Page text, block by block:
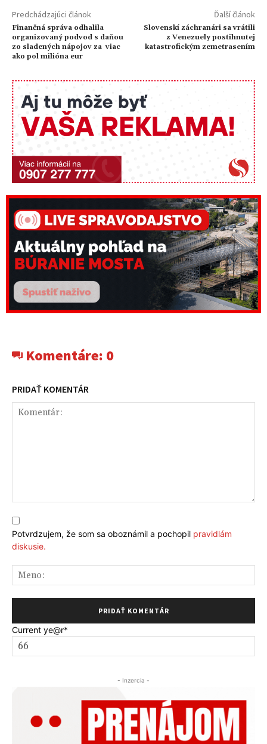
Predchádzajúci článok
Finančná správa odhalila
organizovaný podvod s daňou
zo sladených nápojov za viac
ako pol milióna eur
Ďalší článok
Slovenskí záchranári sa vrátili
z Venezuely postihnutej
katastrofickým zemetrasením
Komentáre: 0
PRIDAŤ KOMENTÁR
Potvrdzujem, že som sa oboznámil a pochopil pravidlám
diskusie.
Current ye@r*
- Inzercia -